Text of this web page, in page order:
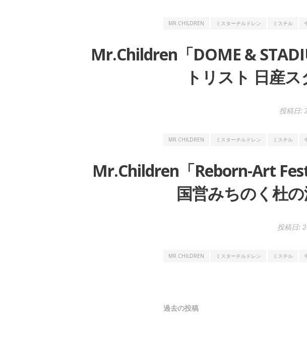
MR.CHILDREN ミスターチルドレン ミスチル
Mr.Children「DOME &
トリスト 日産
投稿日:
MR.CHILDREN ミスターチルドレン ミスチル
Mr.Children「Reborn-Art
国営みちのく杜
投稿日:
MR.CHILDREN ミスターチルドレン ミスチル
過去の投稿